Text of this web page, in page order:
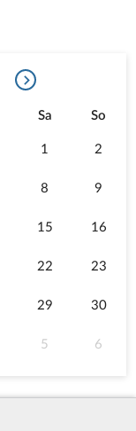
Sa So
1 2
8 9
15 16
22 23
29 30
5 6